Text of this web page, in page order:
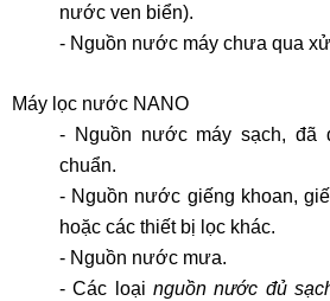
nước ven biển).
- Nguồn nước máy chưa qua
Máy lọc nước NANO
- Nguồn nước máy sạch, đã
chuẩn.
- Nguồn nước giếng khoan,
hoặc các thiết bị lọc khác.
- Nguồn nước mưa.
- Các loại nguồn nước đủ